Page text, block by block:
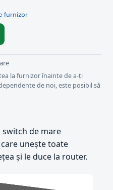
furnizor
la furnizor înainte de a-ți
de noi, este posibil să
switch de mare
unește toate
și le duce la router.